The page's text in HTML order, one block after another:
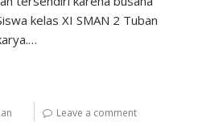
kelas XI SMAN 2 Tuban
Leave a comment